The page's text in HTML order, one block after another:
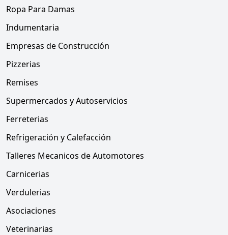
Ropa Para Damas
Indumentaria
Empresas de Construcción
Pizzerias
Remises
Supermercados y Autoservicios
Ferreterias
Refrigeración y Calefacción
Talleres Mecanicos de Automotores
Carnicerias
Verdulerias
Asociaciones
Veterinarias